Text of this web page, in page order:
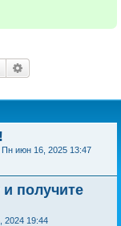
Поиск
Пн июн 16, 2025 13:47
получите
2024 19:44